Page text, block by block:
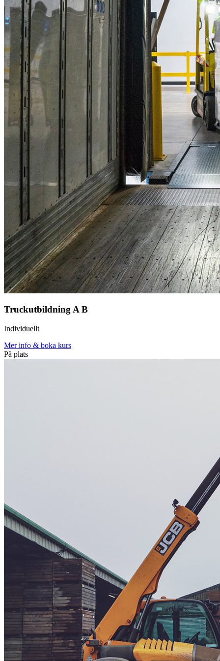
Truckutbildning A B
Individuellt
Mer info & boka kurs
På plats